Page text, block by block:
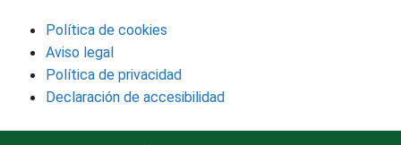
Política de cookies
Aviso legal
Política de privacidad
Declaración de accesibilidad